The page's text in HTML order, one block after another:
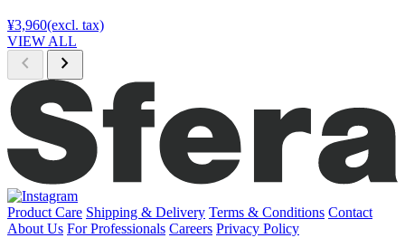
¥3,960(excl. tax)
VIEW ALL
chevron_left chevron_right
Product Care Shipping & Delivery Terms & Conditions Contact
About Us For Professionals Careers Privacy Policy